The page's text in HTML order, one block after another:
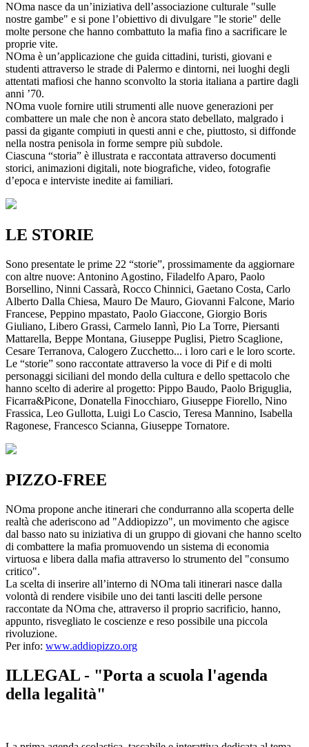
NOma nasce da un’iniziativa dell’associazione culturale "sulle
nostre gambe" e si pone l’obiettivo di divulgare "le storie" delle
molte persone che hanno combattuto la mafia fino a sacrificare le
proprie vite.
NOma è un’applicazione che guida cittadini, turisti, giovani e
studenti attraverso le strade di Palermo e dintorni, nei luoghi degli
attentati mafiosi che hanno sconvolto la storia italiana a partire dagli
anni ’70.
NOma vuole fornire utili strumenti alle nuove generazioni per
combattere un male che non è ancora stato debellato, malgrado i
passi da gigante compiuti in questi anni e che, piuttosto, si diffonde
nella nostra penisola in forme sempre più subdole.
Ciascuna “storia” è illustrata e raccontata attraverso documenti
storici, animazioni digitali, note biografiche, video, fotografie
d’epoca e interviste inedite ai familiari.
LE STORIE
Sono presentate le prime 22 “storie”, prossimamente da aggiornare
con altre nuove: Antonino Agostino, Filadelfo Aparo, Paolo
Borsellino, Ninni Cassarà, Rocco Chinnici, Gaetano Costa, Carlo
Alberto Dalla Chiesa, Mauro De Mauro, Giovanni Falcone, Mario
Francese, Peppino mpastato, Paolo Giaccone, Giorgio Boris
Giuliano, Libero Grassi, Carmelo Iannì, Pio La Torre, Piersanti
Mattarella, Beppe Montana, Giuseppe Puglisi, Pietro Scaglione,
Cesare Terranova, Calogero Zucchetto... i loro cari e le loro scorte.
Le “storie” sono raccontate attraverso la voce di Pif e di molti
personaggi siciliani del mondo della cultura e dello spettacolo che
hanno scelto di aderire al progetto: Pippo Baudo, Paolo Briguglia,
Ficarra&Picone, Donatella Finocchiaro, Giuseppe Fiorello, Nino
Frassica, Leo Gullotta, Luigi Lo Cascio, Teresa Mannino, Isabella
Ragonese, Francesco Scianna, Giuseppe Tornatore.
PIZZO-FREE
NOma propone anche itinerari che condurranno alla scoperta delle
realtà che aderiscono ad "Addiopizzo", un movimento che agisce
dal basso nato su iniziativa di un gruppo di giovani che hanno scelto
di combattere la mafia promuovendo un sistema di economia
virtuosa e libera dalla mafia attraverso lo strumento del "consumo
critico".
La scelta di inserire all’interno di NOma tali itinerari nasce dalla
volontà di rendere visibile uno dei tanti lasciti delle persone
raccontate da NOma che, attraverso il proprio sacrificio, hanno,
appunto, risvegliato le coscienze e reso possibile una piccola
rivoluzione.
Per info: www.addiopizzo.org
ILLEGAL - "Porta a scuola l'agenda
della legalità"